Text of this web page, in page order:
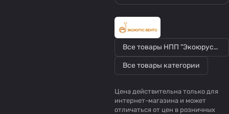
Все товары НПП "Экоюрус-Венто"
Все товары категории
Цена действительна только для
интернет-магазина и может
отличаться от цен в розничных